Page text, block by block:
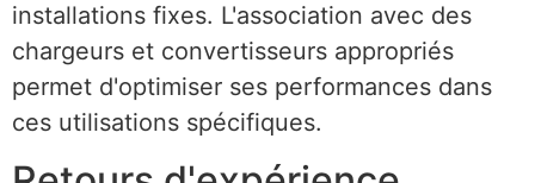
installations fixes. L'association avec des
chargeurs et convertisseurs appropriés
permet d'optimiser ses performances dans
ces utilisations spécifiques.